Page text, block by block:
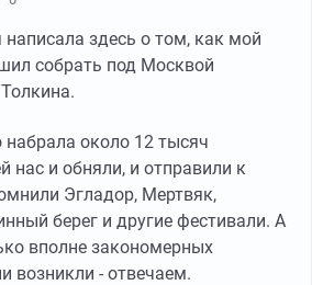
здесь о том, как мой
собрать под Москвой
около 12 тысяч
нас и обняли, и отправили к
Эгладор, Мертвяк,
берег и другие фестивали. А
вполне закономерных
возникли - отвечаем.